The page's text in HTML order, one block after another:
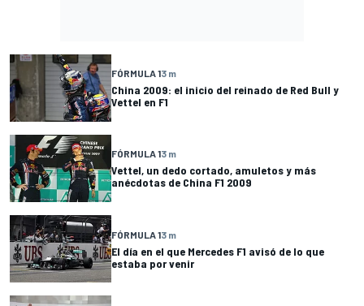
FÓRMULA 13 m
China 2009: el inicio del reinado de Red Bull y
Vettel en F1
FÓRMULA 13 m
Vettel, un dedo cortado, amuletos y más
anécdotas de China F1 2009
FÓRMULA 13 m
El día en el que Mercedes F1 avisó de lo que
estaba por venir